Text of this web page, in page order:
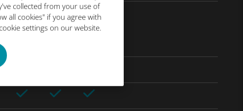
collected from your use of
all cookies" if you agree with
settings on our website.